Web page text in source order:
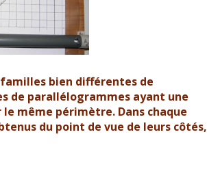
bien différentes de
de parallélogrammes ayant une
même périmètre. Dans chaque
du point de vue de leurs côtés,